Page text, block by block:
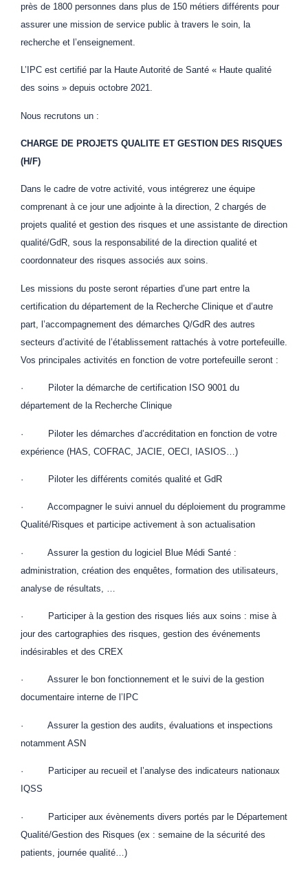
près de 1800 personnes dans plus de 150 métiers différents pour
assurer une mission de service public à travers le soin, la
recherche et l’enseignement.
L’IPC est certifié par la Haute Autorité de Santé « Haute qualité
des soins » depuis octobre 2021.
Nous recrutons un :
CHARGE DE PROJETS QUALITE ET GESTION DES RISQUES
(H/F)
Dans le cadre de votre activité, vous intégrerez une équipe
comprenant à ce jour une adjointe à la direction, 2 chargés de
projets qualité et gestion des risques et une assistante de direction
qualité/GdR, sous la responsabilité de la direction qualité et
coordonnateur des risques associés aux soins.
Les missions du poste seront réparties d’une part entre la
certification du département de la Recherche Clinique et d’autre
part, l’accompagnement des démarches Q/GdR des autres
secteurs d’activité de l’établissement rattachés à votre portefeuille.
Vos principales activités en fonction de votre portefeuille seront :
· Piloter la démarche de certification ISO 9001 du
département de la Recherche Clinique
· Piloter les démarches d’accréditation en fonction de votre
expérience (HAS, COFRAC, JACIE, OECI, IASIOS…)
· Piloter les différents comités qualité et GdR
· Accompagner le suivi annuel du déploiement du programme
Qualité/Risques et participe activement à son actualisation
· Assurer la gestion du logiciel Blue Médi Santé :
administration, création des enquêtes, formation des utilisateurs,
analyse de résultats, …
· Participer à la gestion des risques liés aux soins : mise à
jour des cartographies des risques, gestion des événements
indésirables et des CREX
· Assurer le bon fonctionnement et le suivi de la gestion
documentaire interne de l’IPC
· Assurer la gestion des audits, évaluations et inspections
notamment ASN
· Participer au recueil et l’analyse des indicateurs nationaux
IQSS
· Participer aux évènements divers portés par le Département
Qualité/Gestion des Risques (ex : semaine de la sécurité des
patients, journée qualité…)